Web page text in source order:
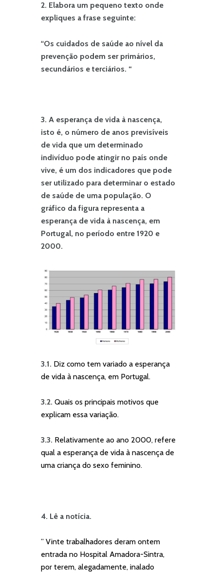
2. Elabora um pequeno texto onde
expliques a frase seguinte:
“Os cuidados de saúde ao nível da
prevenção podem ser primários,
secundários e terciários. “
3. A esperança de vida à nascença,
isto é, o número de anos previsíveis
de vida que um determinado
indivíduo pode atingir no país onde
vive, é um dos indicadores que pode
ser utilizado para determinar o estado
de saúde de uma população. O
gráfico da figura representa a
esperança de vida à nascença, em
Portugal, no período entre 1920 e
2000.
3.1. Diz como tem variado a esperança
de vida à nascença, em Portugal.
3.2. Quais os principais motivos que
explicam essa variação.
3.3. Relativamente ao ano 2000, refere
qual a esperança de vida à nascença de
uma criança do sexo feminino.
4. Lê a notícia.
” Vinte trabalhadores deram ontem
entrada no Hospital Amadora-Sintra,
por terem, alegadamente, inalado